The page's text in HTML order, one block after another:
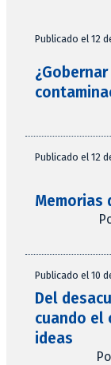
Publicado el 12
Publicado el 12
Memorias
Publicado el 10
Del
cuando el
ideas